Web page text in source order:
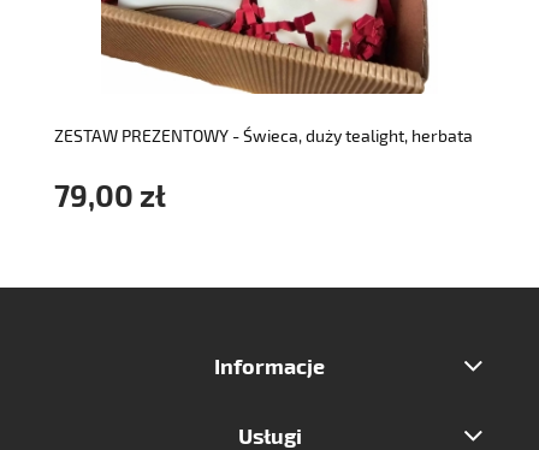
ZESTAW PREZENTOWY - Świeca, duży tealight, herbata
79,00 zł
do koszyka
Informacje
Usługi